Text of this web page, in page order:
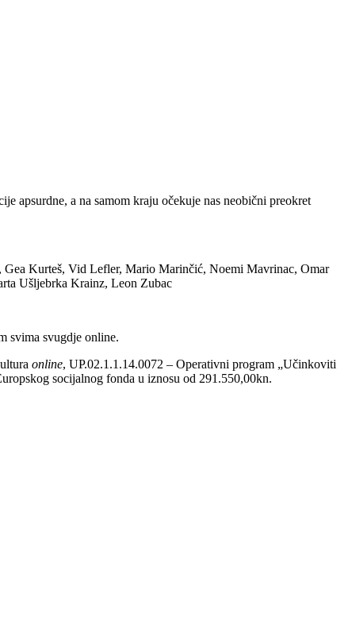
apsurdne, a na samom kraju očekuje nas neobični preokret
Kurteš, Vid Lefler, Mario Marinčić, Noemi Mavrinac, Omar
Ušljebrka Krainz, Leon Zubac
svima svugdje online.
online, UP.02.1.1.14.0072 – Operativni program „Učinkoviti
socijalnog fonda u iznosu od 291.550,00kn.